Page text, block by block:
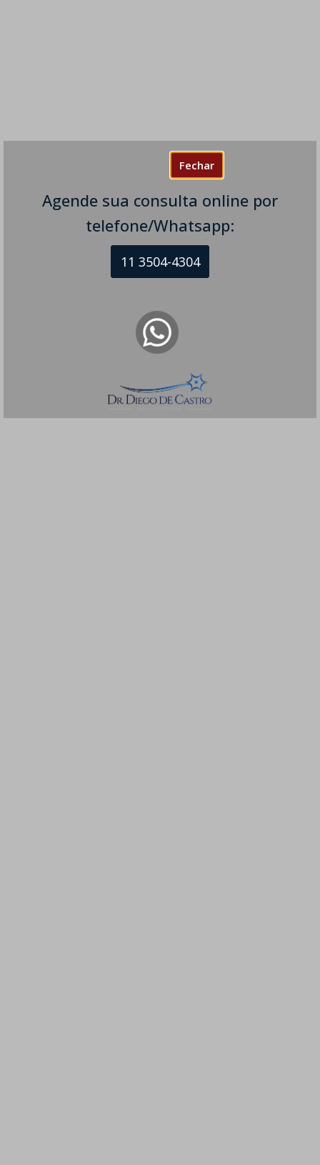
Fechar
Agende sua consulta online por
telefone/Whatsapp:
11 3504-4304